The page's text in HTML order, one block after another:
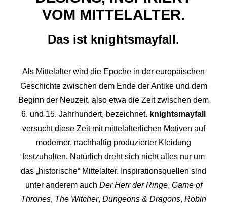
VOM MITTELALTER.
Das ist knightsmayfall.
Als Mittelalter wird die Epoche in der europäischen
Geschichte zwischen dem Ende der Antike und dem
Beginn der Neuzeit, also etwa die Zeit zwischen dem
6. und 15. Jahrhundert, bezeichnet. knightsmayfall
versucht diese Zeit mit mittelalterlichen Motiven auf
moderner, nachhaltig produzierter Kleidung
festzuhalten. Natürlich dreht sich nicht alles nur um
das „historische“ Mittelalter. Inspirationsquellen sind
unter anderem auch Der Herr der Ringe, Game of
Thrones, The Witcher, Dungeons & Dragons, Robin